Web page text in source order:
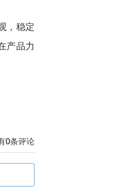
，稳定
产品力
0条评论